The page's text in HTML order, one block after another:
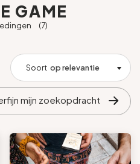
GAME
(7)
Soort op relevantie
mijn zoekopdracht